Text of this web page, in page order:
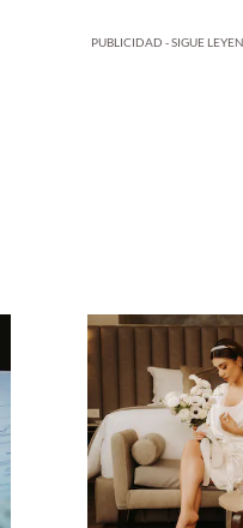
PUBLICIDAD - SIGUE